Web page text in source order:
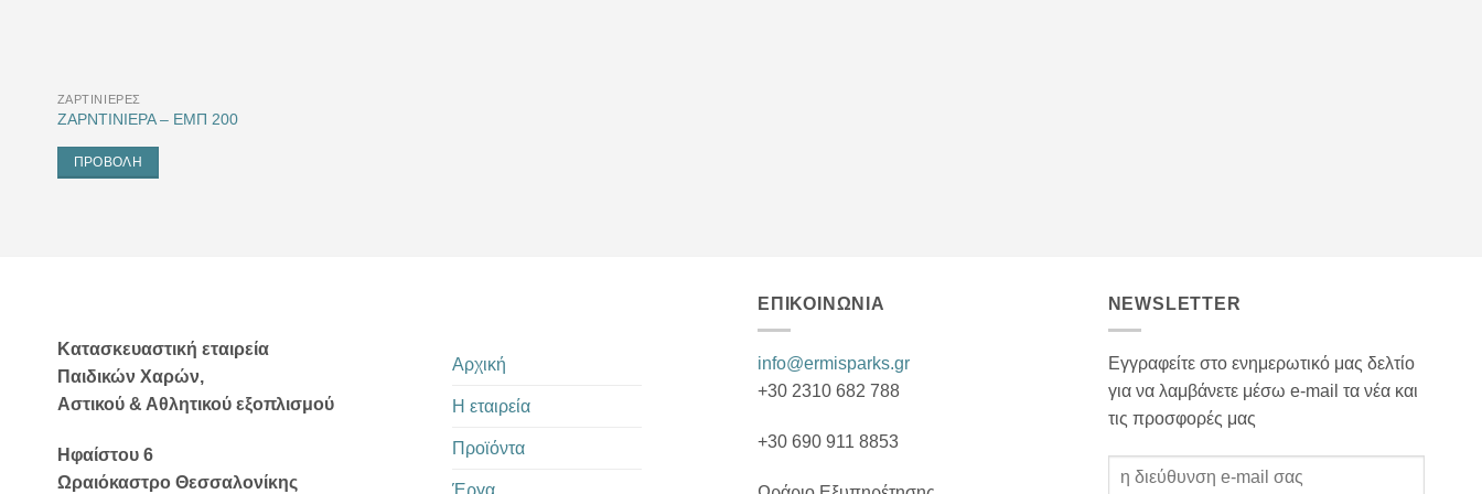
ΖΑΡΤΙΝΙΈΡΕΣ
ΖΑΡΝΤΙΝΙΕΡΑ – EΜΠ 200
ΠΡΟΒΟΛΉ
Κατασκευαστική εταιρεία
Παιδικών Χαρών,
Αστικού & Αθλητικού εξοπλισμού
Ηφαίστου 6
Ωραιόκαστρο Θεσσαλονίκης
Αρχική
Η εταιρεία
Προϊόντα
Έργα
ΕΠΙΚΟΙΝΩΝΊΑ
info@ermisparks.gr
+30 2310 682 788
+30 690 911 8853
NEWSLETTER
Εγγραφείτε στο ενημερωτικό μας δελτίο
για να λαμβάνετε μέσω e-mail τα νέα και
τις προσφορές μας